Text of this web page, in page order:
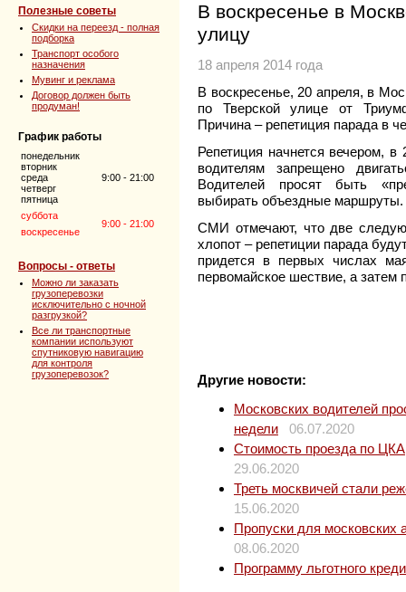
Полезные советы
Скидки на переезд - полная
подборка
Транспорт особого
назначения
Мувинг и реклама
Договор должен быть
продуман!
График работы
понедельник
вторник
среда
четверг
пятница
9:00 - 21:00
суббота
9:00 - 21:00
воскресенье
Вопросы - ответы
Можно ли заказать
грузоперевозки
исключительно с ночной
разгрузкой?
Все ли транспортные
компании используют
спутниковую навигацию
для контроля
грузоперевозок?
В воскресенье в
улицу
18 апреля 2014 года
В воскресенье, 20 апреля, в
по Тверской улице от
Причина – репетиция парада в
Репетиция начнется вечером,
водителям запрещено
Водителей просят быть
выбирать объездные маршруты.
СМИ отмечают, что две
хлопот – репетиции парада
придется в первых числах
первомайское шествие, а
Другие новости:
Московских водителей
недели
06.07.2020
Стоимость проезда по
29.06.2020
Треть москвичей стали
15.06.2020
Пропуски для московских
08.06.2020
Программу льготного